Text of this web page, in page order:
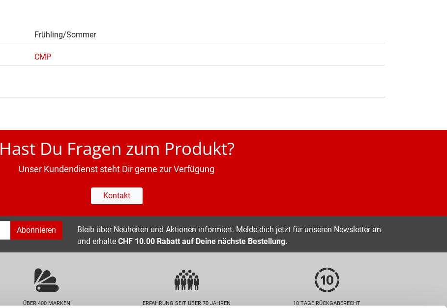
Frühling/Sommer
CMP
Hast Du Fragen zum Produkt?
Unser Kundendienst steht Dir gerne zur Verfügung
Kontakt
Abonnieren
Bleib über Neuheiten und Aktionen informiert. Melde dich jetzt für unseren Newsletter an
und erhalte CHF 10.00 Rabatt auf Deine nächste Bestellung.
ÜBER 400 MARKEN ERFAHRUNG SEIT ÜBER 70 JAHREN 10 TAGE RÜCKGABERECHT